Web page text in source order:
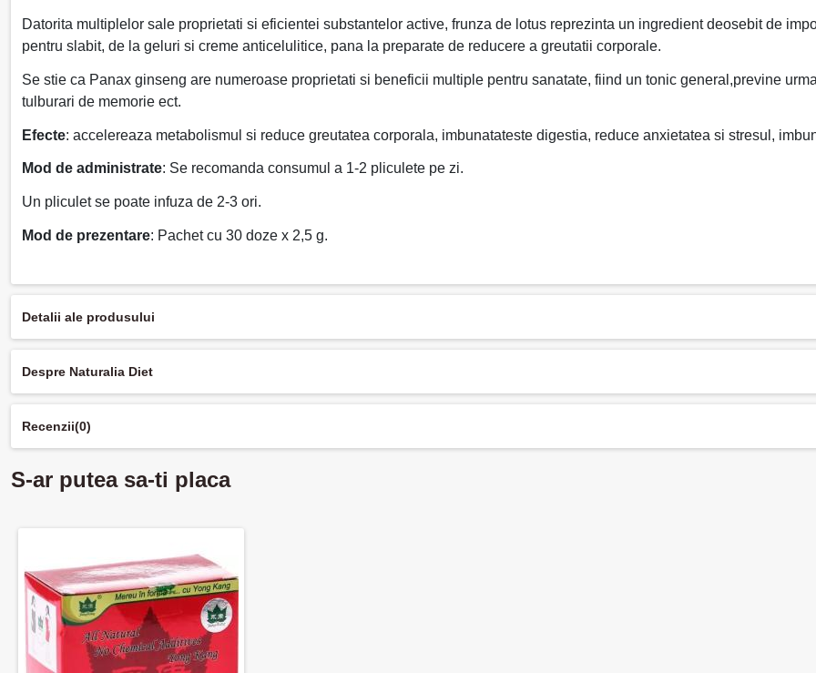
Datorita multiplelor sale proprietati si eficientei substantelor active, frunza de lotus reprezinta un ingredient deosebit de
pentru slabit, de la geluri si creme anticelulitice, pana la preparate de reducere a greutatii corporale.
Se stie ca Panax ginseng are numeroase proprietati si beneficii multiple pentru sanatate, fiind un tonic general,previne
tulburari de memorie ect.
Efecte: accelereaza metabolismul si reduce greutatea corporala, imbunatateste digestia, reduce anxietatea si stresul,
Mod de administrate: Se recomanda consumul a 1-2 pliculete pe zi.
Un pliculet se poate infuza de 2-3 ori.
Mod de prezentare: Pachet cu 30 doze x 2,5 g.
Detalii ale produsului
Despre Naturalia Diet
Recenzii(0)
S-ar putea sa-ti placa